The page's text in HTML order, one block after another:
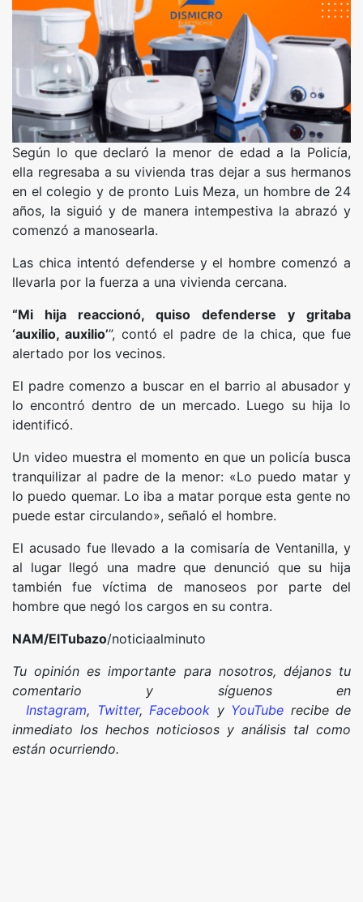
Según lo que declaró la menor de edad a la Policía,
ella regresaba a su vivienda tras dejar a sus hermanos
en el colegio y de pronto Luis Meza, un hombre de 24
años, la siguió y de manera intempestiva la abrazó y
comenzó a manosearla.
Las chica intentó defenderse y el hombre comenzó a
llevarla por la fuerza a una vivienda cercana.
“Mi hija reaccionó, quiso defenderse y gritaba
‘auxilio, auxilio’”, contó el padre de la chica, que fue
alertado por los vecinos.
El padre comenzo a buscar en el barrio al abusador y
lo encontró dentro de un mercado. Luego su hija lo
identificó.
Un video muestra el momento en que un policía busca
tranquilizar al padre de la menor: «Lo puedo matar y
lo puedo quemar. Lo iba a matar porque esta gente no
puede estar circulando», señaló el hombre.
El acusado fue llevado a la comisaría de Ventanilla, y
al lugar llegó una madre que denunció que su hija
también fue víctima de manoseos por parte del
hombre que negó los cargos en su contra.
NAM/ElTubazo/noticiaalminuto
Tu opinión es importante para nosotros, déjanos tu
comentario y síguenos en
Instagram, Twitter, Facebook y YouTube recibe de
inmediato los hechos noticiosos y análisis tal como
están ocurriendo.